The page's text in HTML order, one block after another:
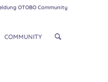
OTOBO Community
COMMUNITY